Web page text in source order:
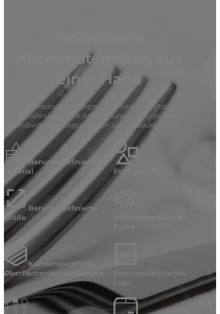
Küchenutensilien aus
einer Hand
Das professionelle Design- und Produktionsteam von
Mcallen kann Ihre Anforderungen erfüllen, von
individuellen Logos bis hin zum Produktdesign.
Benutzerdefiniertes
Material
Formgestaltung
Benutzerdefinierte
Größe
Kundenspezifische
Oberflächenbehandlungen
Benutzerdefiniertes
Logo